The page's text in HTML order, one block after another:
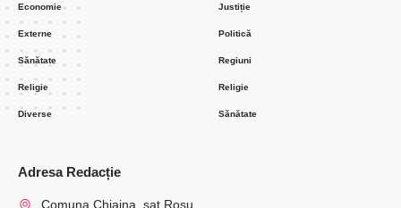
Economie
Externe
Sănătate
Religie
Diverse
Justiție
Politică
Regiuni
Religie
Sănătate
Adresa Redacție
Comuna Chiajna, sat Rosu